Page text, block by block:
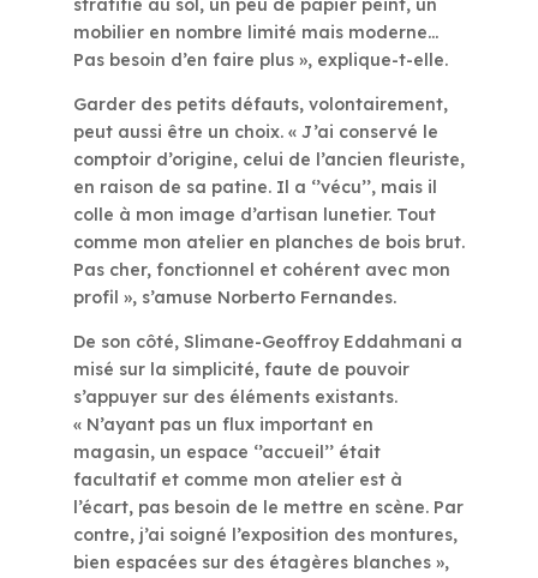
stratifié au sol, un peu de papier peint, un
mobilier en nombre limité mais moderne…
Pas besoin d’en faire plus », explique-t-elle.
Garder des petits défauts, volontairement,
peut aussi être un choix. « J’ai conservé le
comptoir d’origine, celui de l’ancien fleuriste,
en raison de sa patine. Il a ‘’vécu’’, mais il
colle à mon image d’artisan lunetier. Tout
comme mon atelier en planches de bois brut.
Pas cher, fonctionnel et cohérent avec mon
profil », s’amuse Norberto Fernandes.
De son côté, Slimane-Geoffroy Eddahmani a
misé sur la simplicité, faute de pouvoir
s’appuyer sur des éléments existants.
« N’ayant pas un flux important en
magasin, un espace ‘’accueil’’ était
facultatif et comme mon atelier est à
l’écart, pas besoin de le mettre en scène. Par
contre, j’ai soigné l’exposition des montures,
bien espacées sur des étagères blanches »,